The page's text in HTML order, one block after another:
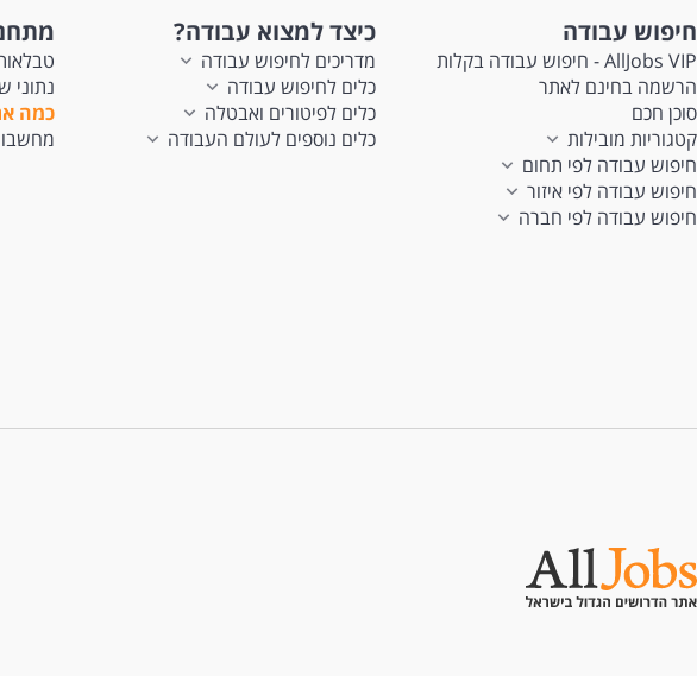
חיפוש עבודה
AllJobs VIP - חיפוש עבודה בקלות
הרשמה בחינם לאתר
סוכן חכם
קטגוריות מובילות
חיפוש עבודה לפי תחום
חיפוש עבודה לפי איזור
חיפוש עבודה לפי חברה
כיצד למצוא עבודה?
מדריכים לחיפוש עבודה
כלים לחיפוש עבודה
כלים לפיטורים ואבטלה
כלים נוספים לעולם העבודה
נתוני
כמה